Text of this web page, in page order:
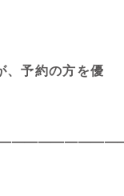
、予約の方を優